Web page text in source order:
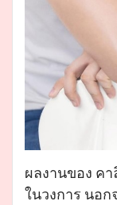
ผลงานของ คา
ในวงการ นอ